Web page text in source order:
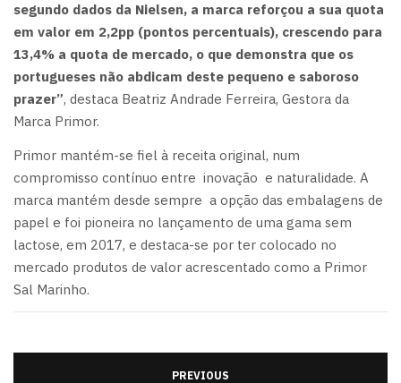
segundo dados da Nielsen, a marca reforçou a sua quota
em valor em 2,2pp (pontos percentuais), crescendo para
13,4% a quota de mercado, o que demonstra que os
portugueses não abdicam deste pequeno e saboroso
prazer”, destaca Beatriz Andrade Ferreira, Gestora da
Marca Primor.
Primor mantém-se fiel à receita original, num
compromisso contínuo entre inovação e naturalidade. A
marca mantém desde sempre a opção das embalagens de
papel e foi pioneira no lançamento de uma gama sem
lactose, em 2017, e destaca-se por ter colocado no
mercado produtos de valor acrescentado como a Primor
Sal Marinho.
PREVIOUS